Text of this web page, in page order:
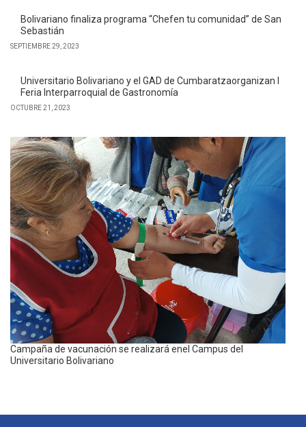
Bolivariano finaliza programa “Chefen tu comunidad” de San
Sebastián
SEPTIEMBRE 29, 2023
Universitario Bolivariano y el GAD de Cumbaratzaorganizan I
Feria Interparroquial de Gastronomía
OCTUBRE 21, 2023
Campaña de vacunación se realizará enel Campus del
Universitario Bolivariano